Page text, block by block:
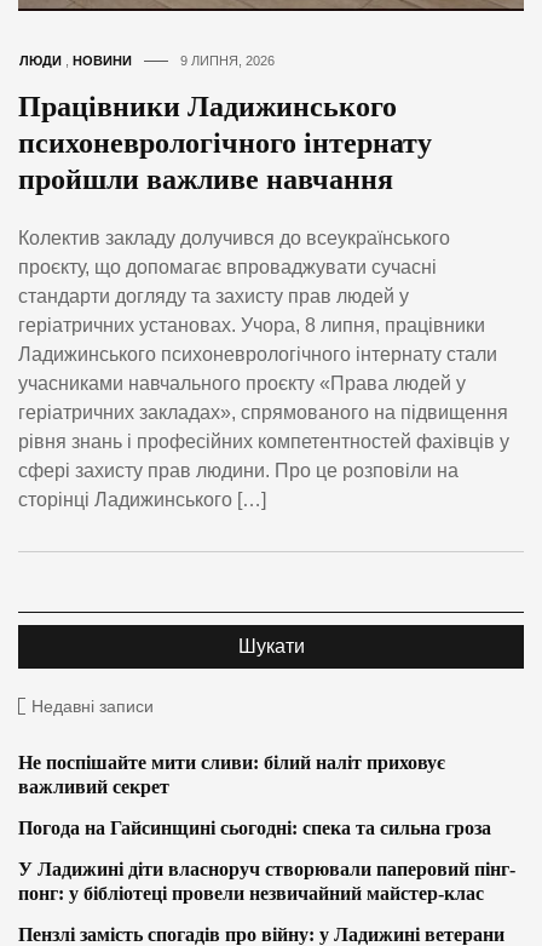
ЛЮДИ НОВИНИ 9 ЛИПНЯ, 2026
Працівники Ладижинського
психоневрологічного інтернату
пройшли важливе навчання
Колектив закладу долучився до всеукраїнського
проєкту, що допомагає впроваджувати сучасні
стандарти догляду та захисту прав людей у
геріатричних установах. Учора, 8 липня, працівники
Ладижинського психоневрологічного інтернату стали
учасниками навчального проєкту «Права людей у
геріатричних закладах», спрямованого на підвищення
рівня знань і професійних компетентностей фахівців у
сфері захисту прав людини. Про це розповіли на
сторінці Ладижинського […]
Недавні записи
Не поспішайте мити сливи: білий наліт приховує
важливий секрет
Погода на Гайсинщині сьогодні: спека та сильна гроза
У Ладижині діти власноруч створювали паперовий пінг-
понг: у бібліотеці провели незвичайний майстер-клас
Пензлі замість спогадів про війну: у Ладижині ветерани